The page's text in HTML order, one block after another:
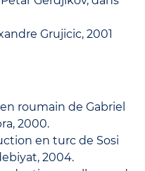
Grujicic, 2001
roumain de Gabriel
2000.
en turc de Sosi
2004.